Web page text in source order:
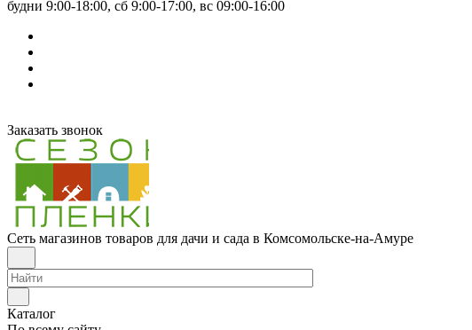
будни 9:00-18:00, сб 9:00-17:00, вс 09:00-16:00
Заказать звонок
Сеть магазинов товаров для дачи и сада в Комсомольске-на-Амуре
Каталог